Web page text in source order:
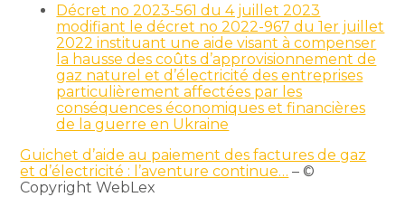
Décret no 2023-561 du 4 juillet 2023
modifiant le décret no 2022-967 du 1er juillet
2022 instituant une aide visant à compenser
la hausse des coûts d’approvisionnement de
gaz naturel et d’électricité des entreprises
particulièrement affectées par les
conséquences économiques et financières
de la guerre en Ukraine
Guichet d’aide au paiement des factures de gaz
et d’électricité : l’aventure continue… – ©
Copyright WebLex